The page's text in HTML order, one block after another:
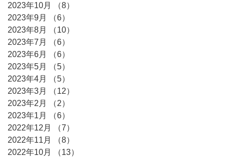
2023年10月
（8）
2023年9月
（6）
2023年8月
（10）
2023年7月
（6）
2023年6月
（6）
2023年5月
（5）
2023年4月
（5）
2023年3月
（12）
2023年2月
（2）
2023年1月
（6）
2022年12月
（7）
2022年11月
（8）
2022年10月
（13）